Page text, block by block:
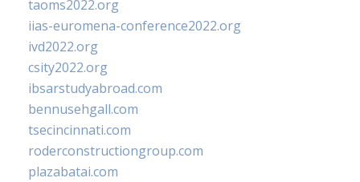
taoms2022.org
iias-euromena-conference2022.org
ivd2022.org
csity2022.org
ibsarstudyabroad.com
bennusehgall.com
tsecincinnati.com
roderconstructiongroup.com
plazabatai.com